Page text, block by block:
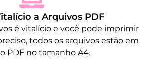
a Arquivos PDF
é vitalício e você pode imprimir
todos os arquivos estão em
PDF no tamanho A4.